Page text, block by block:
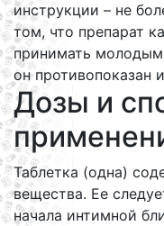
инструкции – не
том, что препарат
принимать
он противопоказан
Дозы и
Таблетка (одна)
вещества. Ее
начала интимной